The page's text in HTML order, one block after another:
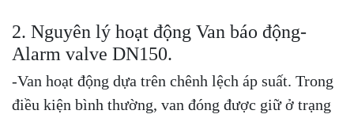
2. Nguyên lý hoạt động Van báo động-
Alarm valve DN150.
-Van hoạt động dựa trên chênh lệch áp suất. Trong
điều kiện bình thường, van đóng được giữ ở trạng